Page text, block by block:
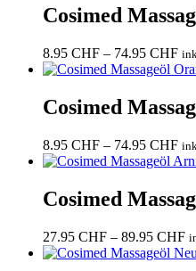
Cosimed
8.95 CHF – 74.95 CHF
Cosimed
8.95 CHF – 74.95 CHF
Cosimed
27.95 CHF – 89.95 CHF